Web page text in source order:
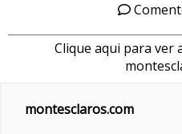
Clique aqui para ver
montesclaros.com